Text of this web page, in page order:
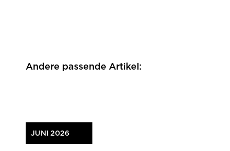
Andere passende Artikel:
JUNI 2026